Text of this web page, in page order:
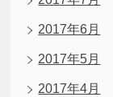
2017年6月
2017年5月
2017年4月